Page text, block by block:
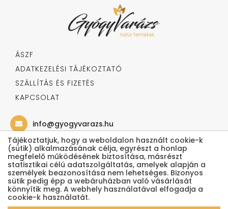
ÁSZF
ADATKEZELÉSI TÁJÉKOZTATÓ
SZÁLLÍTÁS ÉS FIZETÉS
KAPCSOLAT
info@gyogyvarazs.hu
06 20 541 0000
Kövess minket!
Tájékoztatjuk, hogy a weboldalon használt cookie-k
(sütik) alkalmazásának célja, egyrészt a honlap
megfelelő működésének biztosítása, másrészt
statisztikai célú adatszolgáltatás, amelyek alapján a
személyek beazonosítása nem lehetséges. Bizonyos
sütik pedig épp a webáruházban való vásárlását
könnyítik meg. A webhely használatával elfogadja a
cookie-k használatát.